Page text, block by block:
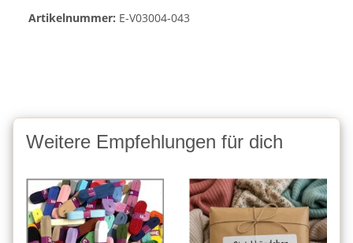
Artikelnummer: E-V03004-043
Weitere Empfehlungen für dich